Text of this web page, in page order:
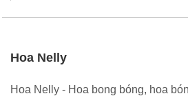
Hoa Nelly
Hoa Nelly - Hoa bong bóng, hoa